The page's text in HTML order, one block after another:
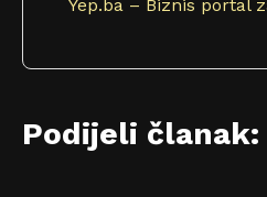
Yep.ba – Biznis portal
Podijeli članak: